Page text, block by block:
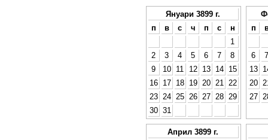
Януари 3899 г.
п
в с ч п с
н
1
2
3 4 5 6 7
8
9
10 11 12 13 14
15
16
17 18 19 20 21
22
23
24 25 26 27 28
29
30 31
п
6
7
13
20
27
Април 3899 г.